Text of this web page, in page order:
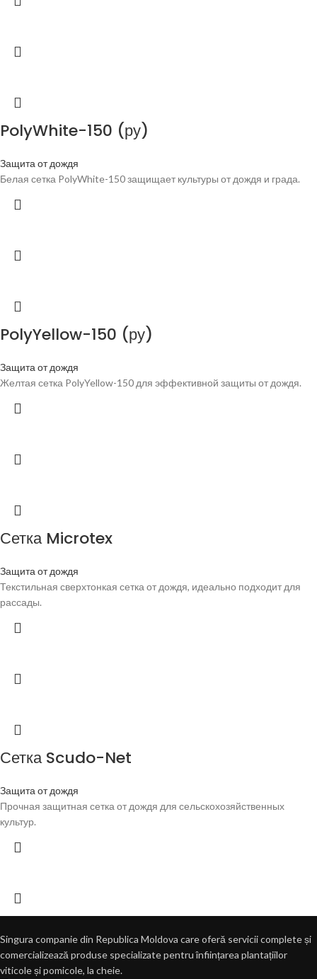
PolyWhite-150 (ру)
Защита от дождя
Белая сетка PolyWhite-150 защищает культуры от дождя и града.
PolyYellow-150 (ру)
Защита от дождя
Желтая сетка PolyYellow-150 для эффективной защиты от дождя.
Сетка Microtex
Защита от дождя
Текстильная сверхтонкая сетка от дождя, идеально подходит для
рассады.
Сетка Scudo-Net
Защита от дождя
Прочная защитная сетка от дождя для сельскохозяйственных
культур.
Singura companie din Republica Moldova care oferă servicii complete și
comercializează produse specializate pentru înființarea plantațiilor
viticole și pomicole, la cheie.